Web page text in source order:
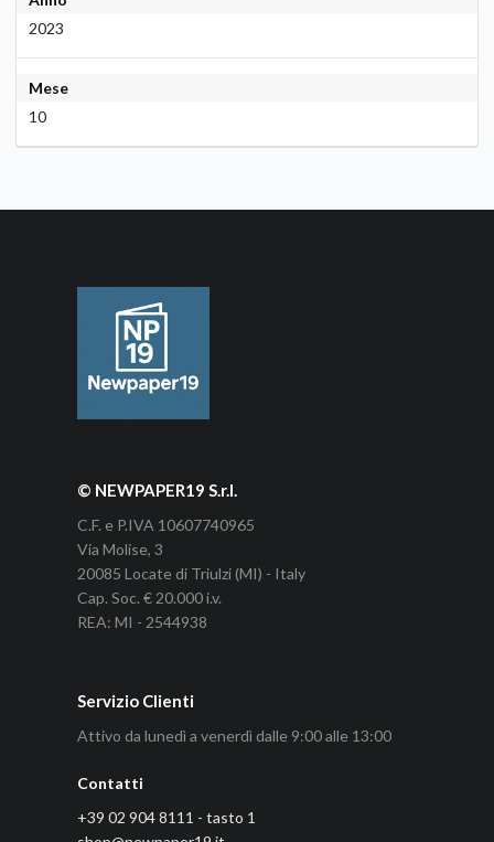
2023
Mese
10
© NEWPAPER19 S.r.l.
C.F. e P.IVA 10607740965
Via Molise, 3
20085 Locate di Triulzi (MI) - Italy
Cap. Soc. € 20.000 i.v.
REA: MI - 2544938
Servizio Clienti
Attivo da lunedì a venerdì dalle 9:00 alle 13:00
Contatti
+39 02 904 8111 - tasto 1